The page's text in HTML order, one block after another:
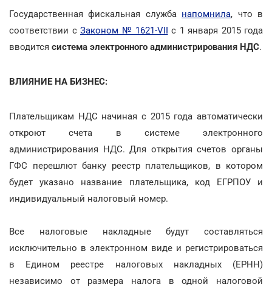
Государственная фискальная служба напомнила, что в
соответствии с Законом № 1621-VII с 1 января 2015 года
вводится система электронного администрирования НДС.
ВЛИЯНИЕ НА БИЗНЕС:
Плательщикам НДС начиная с 2015 года автоматически
откроют счета в системе электронного
администрирования НДС. Для открытия счетов органы
ГФС перешлют банку реестр плательщиков, в котором
будет указано название плательщика, код ЕГРПОУ и
индивидуальный налоговый номер.
Все налоговые накладные будут составляться
исключительно в электронном виде и регистрироваться
в Едином реестре налоговых накладных (ЕРНН)
независимо от размера налога в одной налоговой